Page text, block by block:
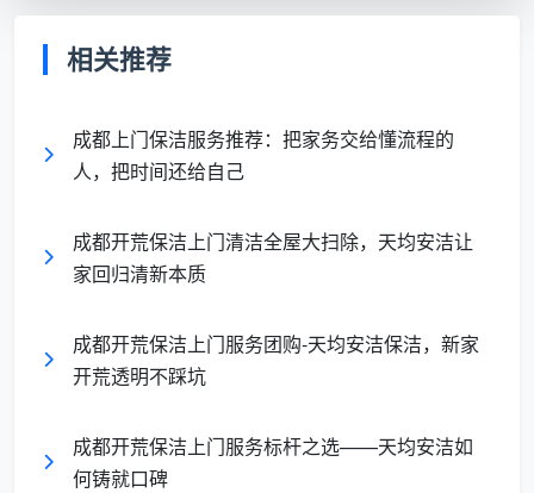
公寓
1000元
二/套三
㎡
12元/㎡）
1500元
套四
㎡-160
㎡
10元/㎡）
2200元
跃层/别
墅
180㎡
按面积或面议
2200元以
需要特别说明的是，这份表格体现的是包含全屋玻
璃清洁、地面深度清洁、厨卫基础处理的普遍行情。如
相关推荐
成都上门保洁服务推荐：把家务交给懂流程的
人，把时间还给自己
成都开荒保洁上门清洁全屋大扫除，天均安洁让
家回归清新本质
成都开荒保洁上门服务团购-天均安洁保洁，新家
开荒透明不踩坑
成都开荒保洁上门服务标杆之选——天均安洁如
何铸就口碑